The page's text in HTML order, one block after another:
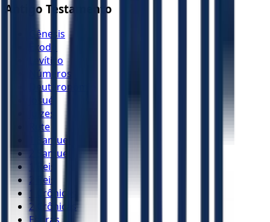
Antigo Testamento
Gênesis
Êxodo
Levítico
Números
Deuteronômio
Josué
Juízes
Rute
1 Samuel
2 Samuel
1 Reis
2 Reis
1 Crônicas
2 Crônicas